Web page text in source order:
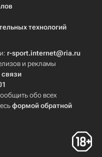
технологий
r-sport.internet@ria.ru
и рекламы
обо всех
формой обратной